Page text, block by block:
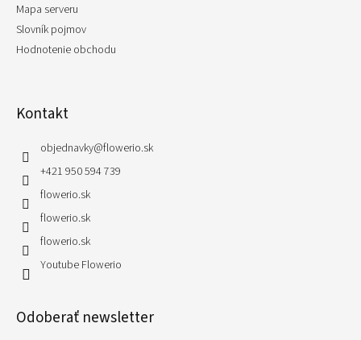
Mapa serveru
Slovník pojmov
Hodnotenie obchodu
Kontakt
objednavky@flowerio.sk
+421 950 594 739
flowerio.sk
flowerio.sk
flowerio.sk
Youtube Flowerio
Odoberať newsletter